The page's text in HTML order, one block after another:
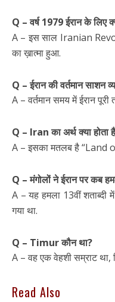
Q – वर्ष 1979 ईरान के लिए
A – इस साल Iranian
का ख़ात्मा हुआ.
Q – ईरान की वर्तमान साशन
A – वर्तमान समय में ईरान
Q – Iran का अर्थ क्या होता
A – इसका मतलब है “Land
Q – मंगोलों ने ईरान पर कब
A – यह हमला 13वीं
गया था.
Q – Timur कौन था?
A – वह एक वेहशी सम्राट था,
Read Also